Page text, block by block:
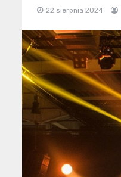
22 sierpnia 2024